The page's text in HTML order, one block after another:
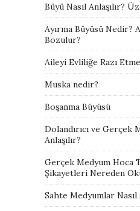
Büyü Nasıl Anlaşılır?
Ayırma Büyüsü Nedir?
Bozulur?
Aileyi Evliliğe Razı
Muska nedir?
Boşanma Büyüsü
Dolandırıcı ve Gerçek
Anlaşılır?
Gerçek Medyum Hoca
Şikayetleri Nereden
Sahte Medyumlar Nasıl